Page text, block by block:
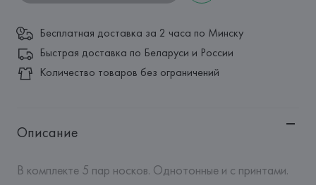
Бесплатная доставка за 2 часа по Минску
Быстрая доставка по Беларуси и России
Количество товаров без ограничений
Описание
В комплекте 5 пар носков. Однотонные и с принтами.